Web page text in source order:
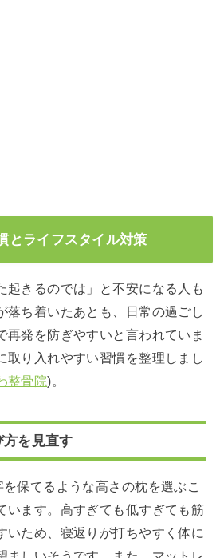
とライフスタイル対策
起きるのでは」と不安になる人も
落ち着いたあとも、日常の過ごし
再発を防ぎやすいと言われていま
取り入れやすい習慣を整理しまし
整骨院)。
方を見直す
保てるような高さの枕を選ぶこ
います。高すぎても低すぎても筋
いため、寝返りが打ちやすく体に